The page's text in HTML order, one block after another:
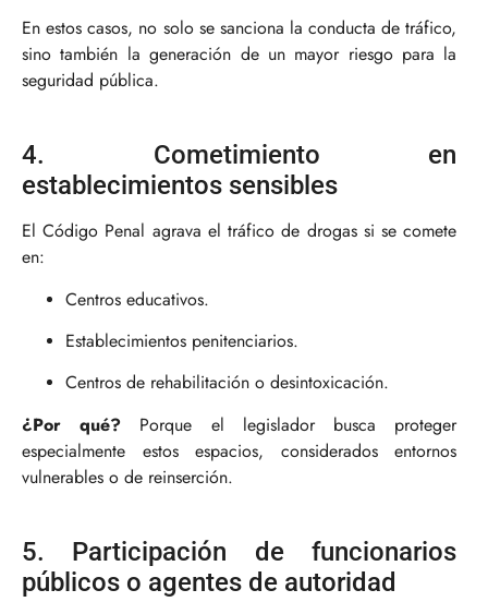
En estos casos, no solo se sanciona la conducta de tráfico,
sino también la generación de un mayor riesgo para la
seguridad pública.
4. Cometimiento en
establecimientos sensibles
El Código Penal agrava el tráfico de drogas si se comete
en:
Centros educativos.
Establecimientos penitenciarios.
Centros de rehabilitación o desintoxicación.
¿Por qué? Porque el legislador busca proteger
especialmente estos espacios, considerados entornos
vulnerables o de reinserción.
5. Participación de funcionarios
públicos o agentes de autoridad